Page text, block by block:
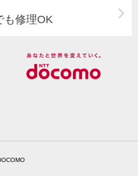
も修理OK